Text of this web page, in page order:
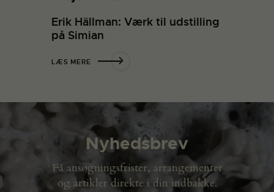
Erik Hällman: Værk til udstilling
på Simian
LÆS MERE
Nyhedsbrev
Få ansøgningsfrister, arrangementer
og artikler direkte i din indbakke.